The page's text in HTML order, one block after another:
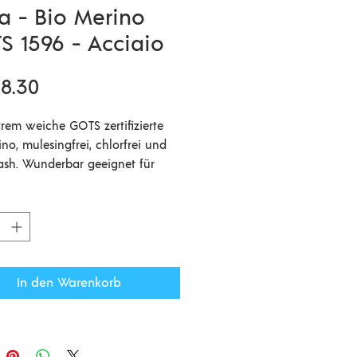
- Bio Merino
1596 - Acciaio
weiche GOTS zertifizierte
mulesingfrei, chlorfrei und
Wunderbar geeignet für
sollte nicht zu locker
werden da sie nach dem
Für Babydecken die weich und
sein sollen, kann die
In den Warenkorb